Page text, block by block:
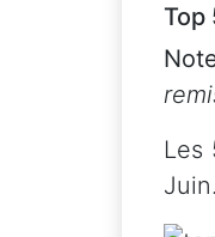
Top
Les
Juin.